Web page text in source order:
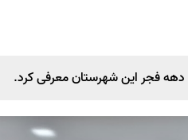
دهه فجر این شهرستان معرفی کرد.